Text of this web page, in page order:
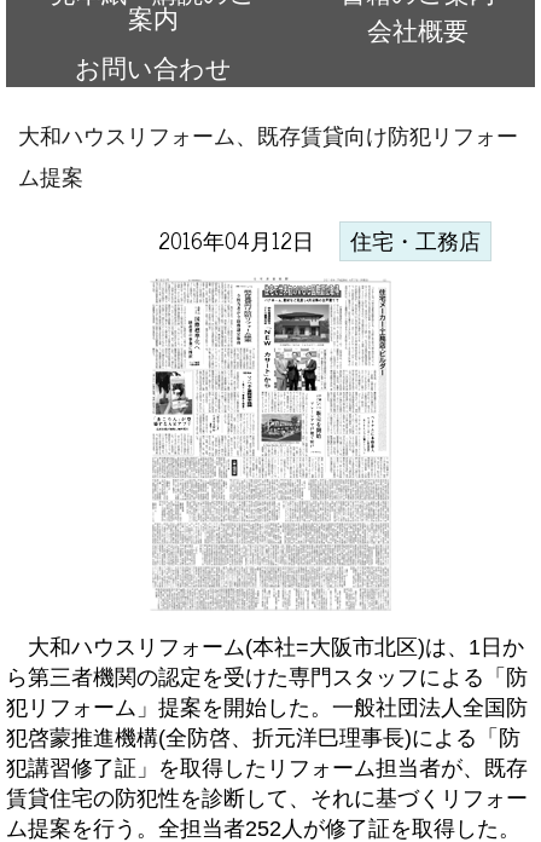
案内
会社概要
お問い合わせ
大和ハウスリフォーム、既存賃貸向け防犯リフォー
ム提案
2016年04月12日 住宅・工務店
大和ハウスリフォーム(本社=大阪市北区)は、1日か
ら第三者機関の認定を受けた専門スタッフによる「防
犯リフォーム」提案を開始した。一般社団法人全国防
犯啓蒙推進機構(全防啓、折元洋巳理事長)による「防
犯講習修了証」を取得したリフォーム担当者が、既存
賃貸住宅の防犯性を診断して、それに基づくリフォー
ム提案を行う。全担当者252人が修了証を取得した。